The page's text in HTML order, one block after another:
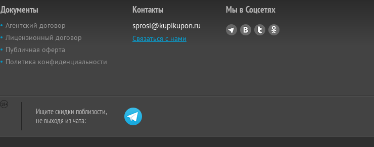
Документы
Агентский договор
Лицензионный договор
Публичная оферта
Политика конфиденциальности
Контакты
sprosi@kupikupon.ru
Связаться с нами
Мы в Соцсетях
Ищите скидки поблизости,
не выходя из чата: